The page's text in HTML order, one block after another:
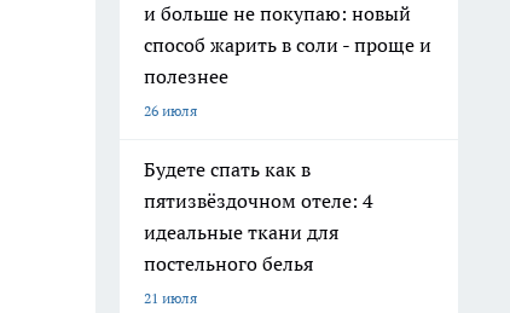
и больше не покупаю: новый
способ жарить в соли - проще и
полезнее
26 июля
Будете спать как в
пятизвёздочном отеле: 4
идеальные ткани для
постельного белья
21 июля